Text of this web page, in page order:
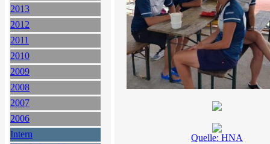
2013
2012
2011
2010
2009
2008
2007
2006
Intern
Quelle: HNA